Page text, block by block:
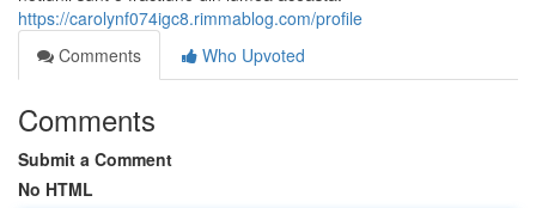
https://carolynf074igc8.rimmablog.com/profile
Comments
Who Upvoted
Comments
Submit a Comment
No HTML